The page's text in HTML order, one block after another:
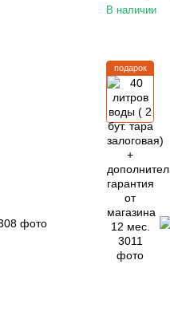
В наличии
подарок